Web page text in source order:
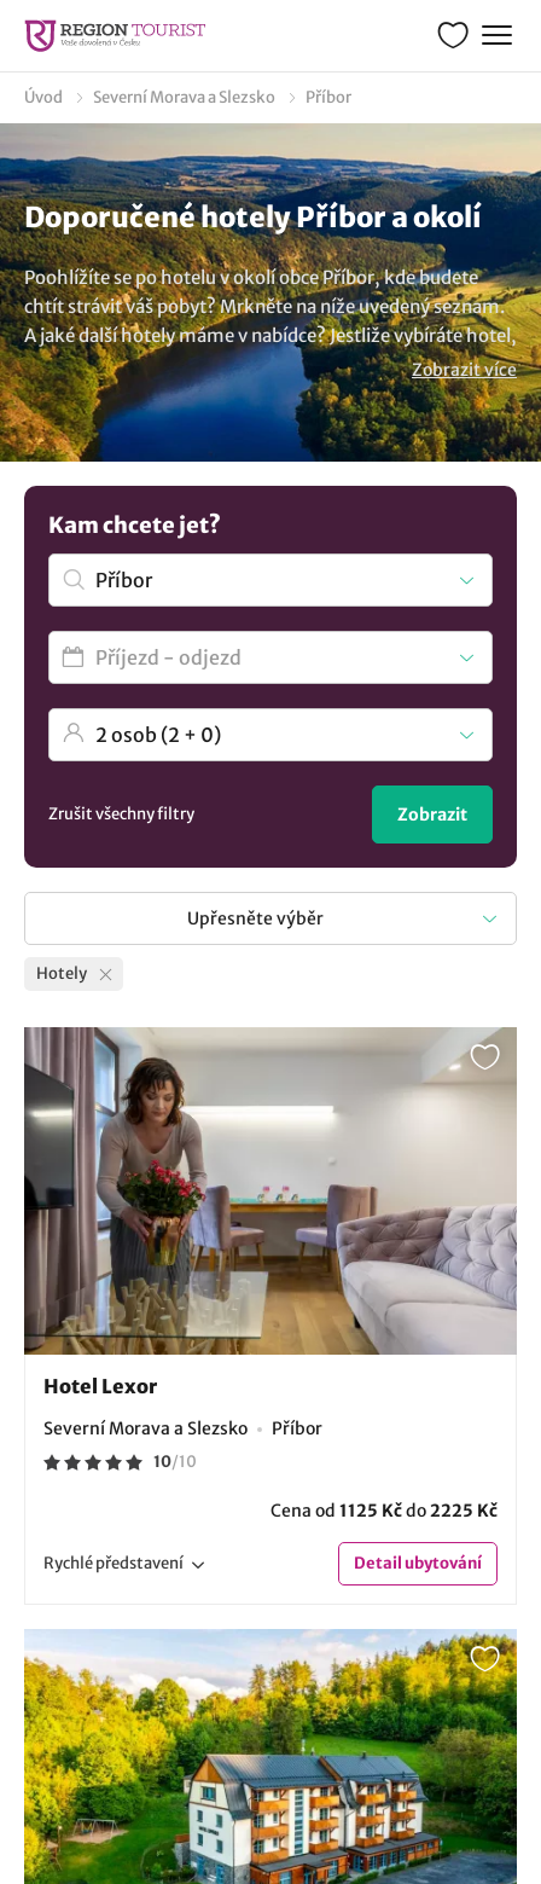
Úvod Severní Morava a Slezsko Příbor
Doporučené hotely Příbor a okolí
Poohlížíte se po hotelu v okolí obce Příbor, kde budete
chtít strávit váš pobyt? Mrkněte na níže uvedený seznam.
A jaké další hotely máme v nabídce? Jestliže vybíráte hotel,
který bude synonymem klidu a relaxace, vyberte si
wellness hotel a dopřejte si odpočinek v bazénu, vířivce
nebo sauně. Nebo si naopak můžete vybrat luxusní hotel,
který vás okouzlí svým prostředím a vysokým standardem
vybavení. A v neposlední řadě si dopřejte gastronomického
zážitku. Nenašli jste co hledáte? Koukněte na všechna
ubytování v lokalitě Příbor
Zobrazit více
Kam chcete jet?
Zrušit všechny filtry Zobrazit
Upřesněte výběr
Hotely
Hotel Lexor
Severní Morava a Slezsko Příbor
10/10
Cena od 1125 Kčdo2225 Kč
Rychlépředstavení Detailubytování